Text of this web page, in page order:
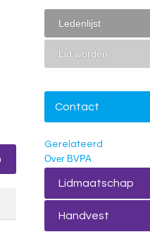
Ledenlijst
Lid worden
Contact
Gerelateerd
Over BVPA
Lidmaatschap
Handvest